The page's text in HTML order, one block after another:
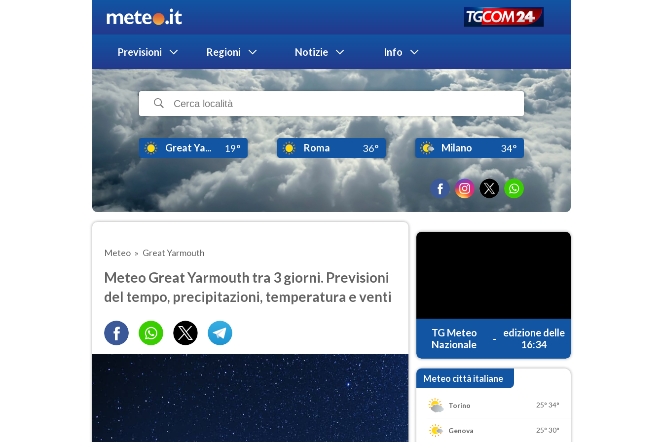
Previsioni Regioni Notizie Info
Great Ya... 19° Roma 36° Milano 34°
Meteo Great Yarmouth
Meteo Great Yarmouth tra 3 giorni. Previsioni
del tempo, precipitazioni, temperatura e venti
TG Meteo
Nazionale
-
edizione delle
16:34
Meteo città italiane
Torino 25° 34°
Genova 25° 30°